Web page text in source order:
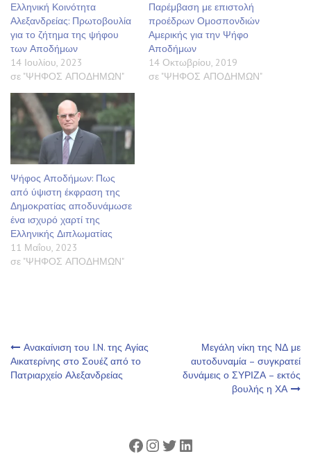
Ελληνική Κοινότητα
Αλεξανδρείας: Πρωτοβουλία
για το ζήτημα της ψήφου
των Αποδήμων
14 Ιουλίου, 2023
σε "ΨΗΦΟΣ ΑΠΟΔΗΜΩΝ"
Παρέμβαση με επιστολή
προέδρων Ομοσπονδιών
Αμερικής για την Ψήφο
Αποδήμων
14 Οκτωβρίου, 2019
σε "ΨΗΦΟΣ ΑΠΟΔΗΜΩΝ"
Ψήφος Αποδήμων: Πως
από ύψιστη έκφραση της
Δημοκρατίας αποδυνάμωσε
ένα ισχυρό χαρτί της
Ελληνικής Διπλωματίας
11 Μαΐου, 2023
σε "ΨΗΦΟΣ ΑΠΟΔΗΜΩΝ"
Πλοήγηση
άρθρων
Ανακαίνιση του I.N. της Αγίας
Αικατερίνης στο Σουέζ από το
Πατριαρχείο Αλεξανδρείας
Μεγάλη νίκη της ΝΔ με
αυτοδυναμία – συγκρατεί
δυνάμεις ο ΣΥΡΙΖΑ – εκτός
βουλής η ΧΑ
Facebook
Instagram
Twitter
Linkedin